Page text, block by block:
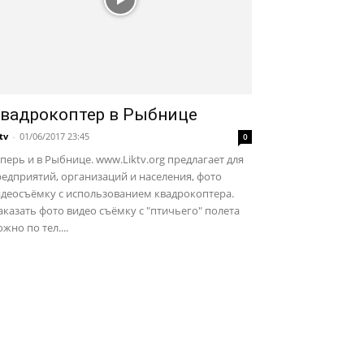
в Рыбнице
- 01/06/2017 23:45 0
и в Рыбнице. www.Liktv.org предлагает для
организаций и населения, фото
с использованием квадрокоптера.
фото видео съёмку с "птичьего" полета
по тел....